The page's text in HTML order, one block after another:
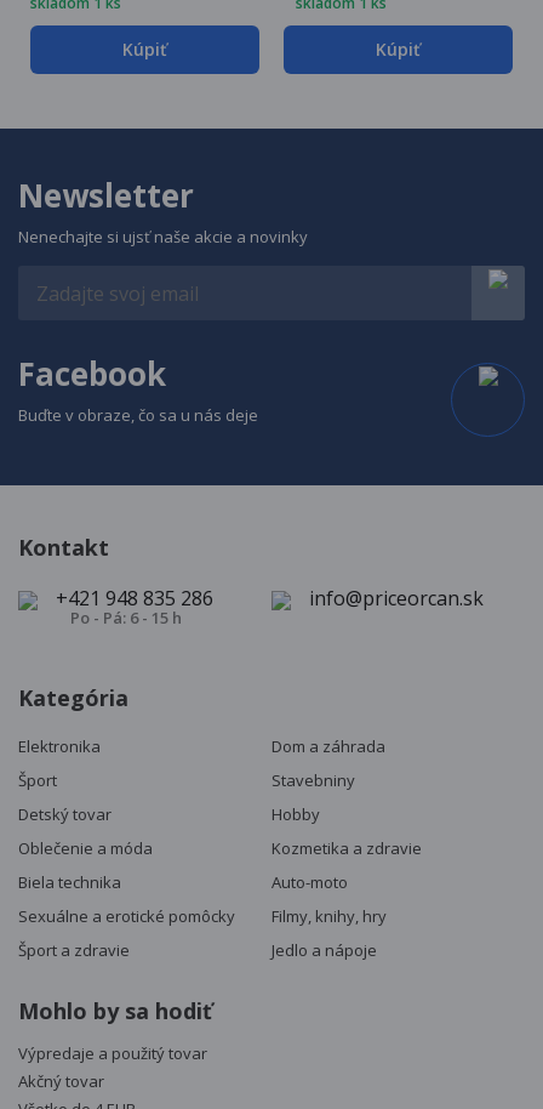
Kúpiť Kúpiť
Newsletter
Nenechajte si ujsť naše akcie a novinky
Facebook
Buďte v obraze, čo sa u nás deje
Kontakt
+421 948 835 286
Po - Pá: 6 - 15 h
info@priceorcan.sk
Kategória
Elektronika
Dom a záhrada
Šport
Stavebniny
Detský tovar
Hobby
Oblečenie a móda
Kozmetika a zdravie
Biela technika
Auto-moto
Sexuálne a erotické pomôcky
Filmy, knihy, hry
Šport a zdravie
Jedlo a nápoje
Mohlo by sa hodiť
Výpredaje a použitý tovar
Akčný tovar